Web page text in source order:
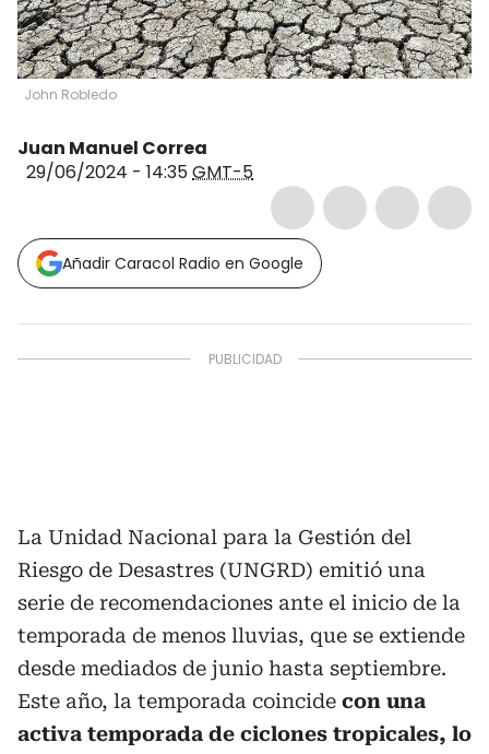
John Robledo
Juan Manuel Correa
29/06/2024 - 14:35GMT-5
Añadir Caracol Radio en Google
La Unidad Nacional para la Gestión del
Riesgo de Desastres (UNGRD) emitió una
serie de recomendaciones ante el inicio de la
temporada de menos lluvias, que se extiende
desde mediados de junio hasta septiembre.
Este año, la temporada coincide con una
activa temporada de ciclones tropicales, lo